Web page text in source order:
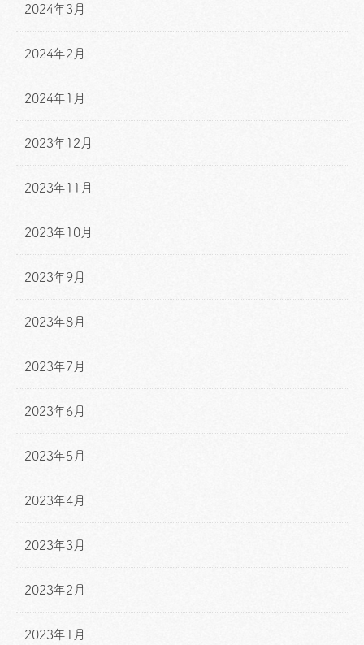
2024年3月
2024年2月
2024年1月
2023年12月
2023年11月
2023年10月
2023年9月
2023年8月
2023年7月
2023年6月
2023年5月
2023年4月
2023年3月
2023年2月
2023年1月